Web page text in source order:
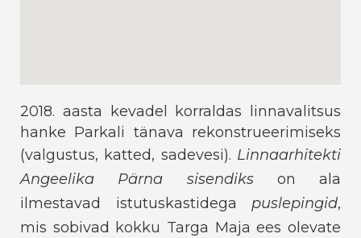
2018. aasta kevadel korraldas linnavalitsus
hanke Parkali tänava rekonstrueerimiseks
(valgustus, katted, sadevesi). Linnaarhitekti
Angeelika Pärna sisendikson ala
ilmestavad istutuskastidega puslepingid,
mis sobivad kokku Targa Maja ees olevate